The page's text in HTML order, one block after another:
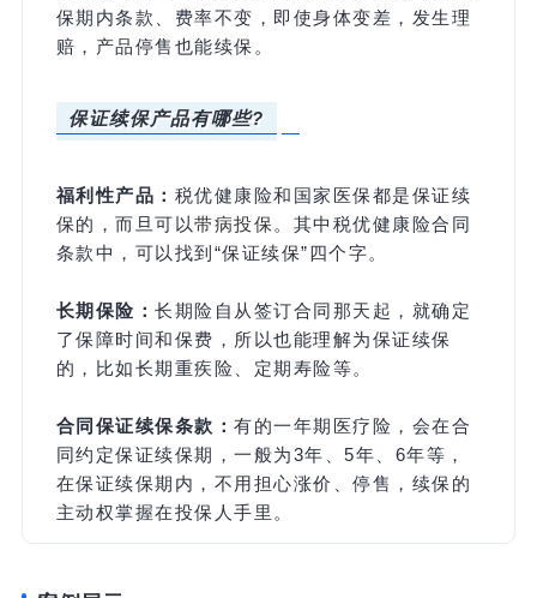
保期内条款、费率不变，即使身体变差，发生理
赔，产品停售也能续保。
保证续保产品有哪些?
福利性产品： 税优健康险和国家医保都是保证续
保的，而旦可以带病投保 。其中税优健康险合同
条款中，可以找到“保证续保”四个字。
长期保险：长期险自从签订合同那天起，就确定
了保障时间和保费，所以也能理解为保证续保
的，比如长期重疾险、定期寿险等。
合同保证续保条款：有的一年期医疗险，会在合
同约定保证续保期，一般为3年、5年、6年等，
在保证续保期内，不用担心涨价、停售，续保的
主动权掌握在投保人手里。